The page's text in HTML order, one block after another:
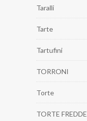
Taralli
Tarte
Tartufini
TORRONI
Torte
TORTE FREDDE